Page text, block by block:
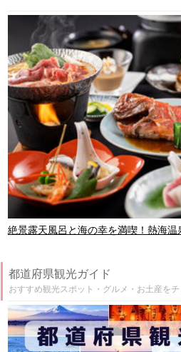
絶景露天風呂と海の幸を満喫！熱海
都道府県観光ガイド
おすすめ観光スポット・グルメ・お土産をチ